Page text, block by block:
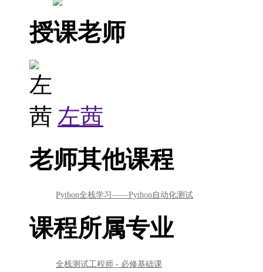
授课老师
左茜
老师其他课程
Python全栈学习——Python自动化测试
课程所属专业
全栈测试工程师 - 必修基础课